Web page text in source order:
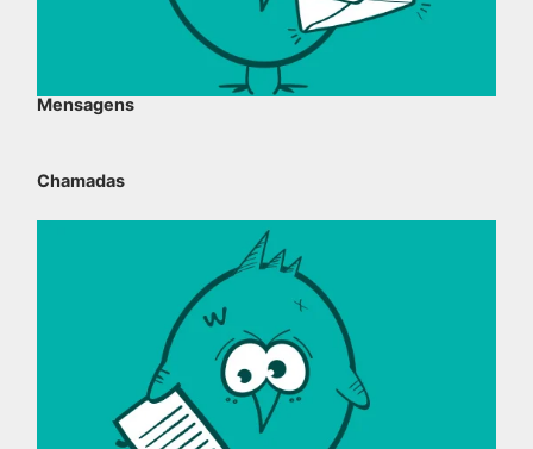
Mensagens
Chamadas